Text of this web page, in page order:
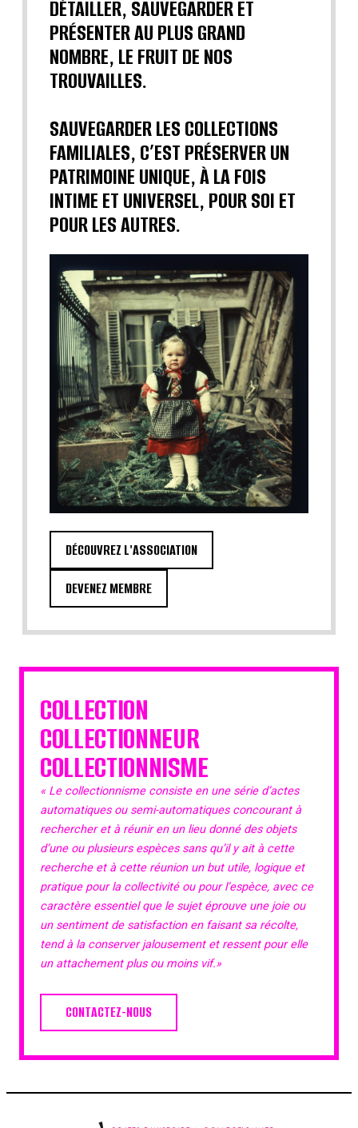
DÉTAILLER, SAUVEGARDER ET
PRÉSENTER AU PLUS GRAND
NOMBRE, LE FRUIT DE NOS
TROUVAILLES.
SAUVEGARDER LES COLLECTIONS
FAMILIALES, C’EST PRÉSERVER UN
PATRIMOINE UNIQUE, À LA FOIS
INTIME ET UNIVERSEL, POUR SOI ET
POUR LES AUTRES.
DÉCOUVREZ L'ASSOCIATION
DEVENEZ MEMBRE
COLLECTION
COLLECTIONNEUR
COLLECTIONNISME
« Le collectionnisme consiste en une série d’actes
automatiques ou semi-automatiques concourant à
rechercher et à réunir en un lieu donné des objets
d’une ou plusieurs espèces sans qu’il y ait à cette
recherche et à cette réunion un but utile, logique et
pratique pour la collectivité ou pour l’espèce, avec ce
caractère essentiel que le sujet éprouve une joie ou
un sentiment de satisfaction en faisant sa récolte,
tend à la conserver jalousement et ressent pour elle
un attachement plus ou moins vif.»
CONTACTEZ-NOUS